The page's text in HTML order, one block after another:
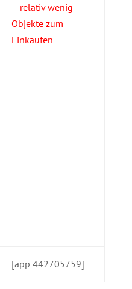
– relativ wenig
Objekte zum
Einkaufen
[app 442705759]